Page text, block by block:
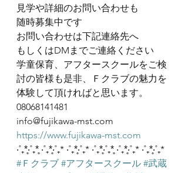
見学や詳細のお問い合わせも
随時募集中です
お問い合わせは下記連絡先へ
もしくはDMまでご連絡ください
学童保育、アフタースクールをご検
討の皆様も是非、Ｆクラブの魅力を
体験して頂ければと思います。
08068141481
info@fujikawa-mst.com
https://www.fujikawa-mst.com
‧˚₊*̥‧˚₊*̥ ‧˚₊*̥‧˚₊* ‧˚₊*̥‧˚₊* ‧˚₊*̥‧˚₊*̥ ‧˚₊*̥‧˚₊* ‧˚₊*̥‧˚₊*
#Ｆクラブ #アフタースクール #武蔵